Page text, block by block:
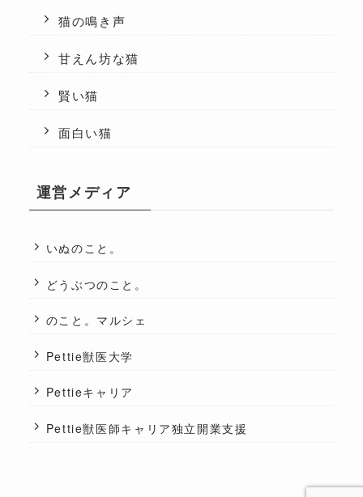
猫の鳴き声
甘えん坊な猫
賢い猫
面白い猫
運営メディア
いぬのこと。
どうぶつのこと。
のこと。マルシェ
Pettie獣医大学
Pettieキャリア
Pettie獣医師キャリア独立開業支援